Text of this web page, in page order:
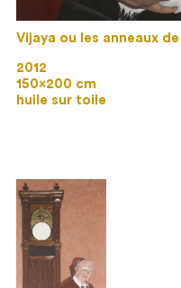
Vijaya ou les anneaux
2012
150×200 cm
huile sur toile